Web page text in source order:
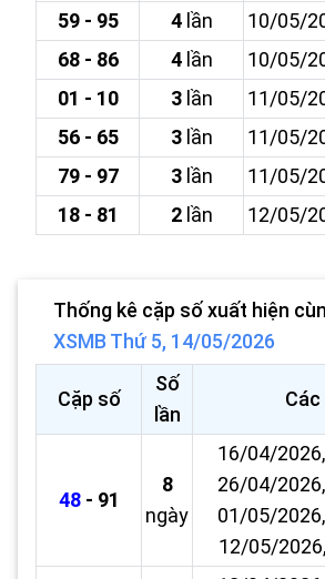
59 - 95
4lần 10/05/
68 - 86
4lần 10/05/
01 - 10
3lần 11/05/
56 - 65
3lần 11/05/
79 - 97
3lần 11/05/
18 - 81
2lần 12/05/
Thống kê cặp số xuất hiện
XSMB Thứ 5, 14/05/2026
Cặp số
Số
lần
48- 91
8
ngày
16/04/
26/04/
01/05/
12/05/